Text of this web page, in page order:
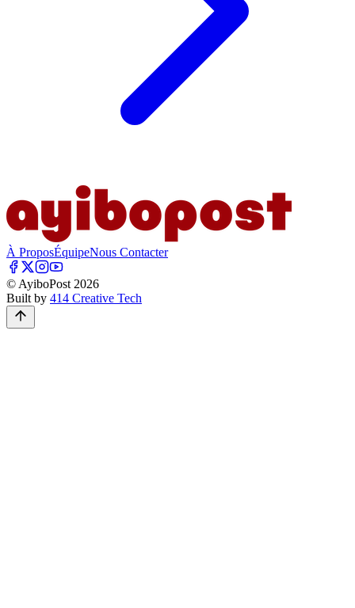
À ProposÉquipeNous Contacter
© AyiboPost 2026
Built by 414 Creative Tech